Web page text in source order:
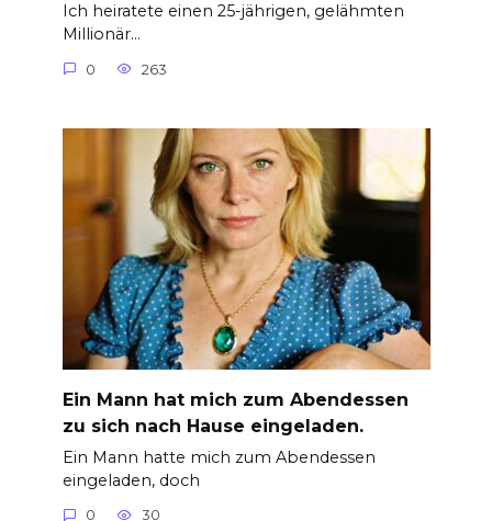
Ich heiratete einen 25-jährigen, gelähmten
Millionär…
0 263
Ein Mann hat mich zum Abendessen
zu sich nach Hause eingeladen.
Ein Mann hatte mich zum Abendessen
eingeladen, doch
0 30